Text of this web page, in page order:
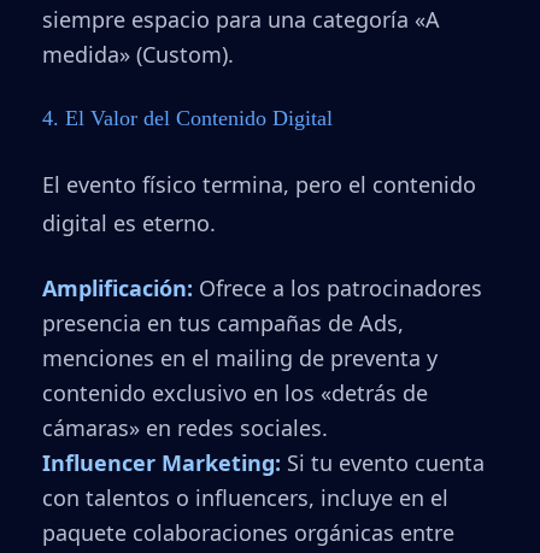
siempre espacio para una categoría «A
medida» (Custom).
4. El Valor del Contenido Digital
El evento físico termina, pero el contenido
digital es eterno.
Amplificación: Ofrece a los patrocinadores
presencia en tus campañas de Ads,
menciones en el mailing de preventa y
contenido exclusivo en los «detrás de
cámaras» en redes sociales.
Influencer Marketing: Si tu evento cuenta
con talentos o influencers, incluye en el
paquete colaboraciones orgánicas entre